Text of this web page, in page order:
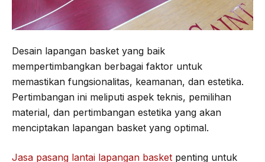
Desain lapangan basket yang baik
mempertimbangkan berbagai faktor untuk
memastikan fungsionalitas, keamanan, dan estetika.
Pertimbangan ini meliputi aspek teknis, pemilihan
material, dan pertimbangan estetika yang akan
menciptakan lapangan basket yang optimal.
Jasa pasang lantai lapangan basket penting untuk